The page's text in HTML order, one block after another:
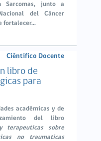
Sarcomas, junto a
del Cáncer
fortalecer...
Ciéntifico Docente
libro de
para
académicas y de
del libro
terapeuticas sobre
no traumaticas